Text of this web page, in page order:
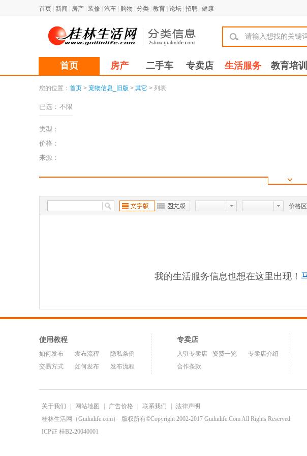
首页 新闻 房产 装修 汽车 购物 分类 教育 论坛 招聘 健康
首页 房产 二手车 专卖店 生活服务 教育培训
您的位置： 首页 > 宠物信息_旧版 > 其它 > 列表
已选： 不限
类型：
价格：
来源：
价格区
我的生活服务信息也想在这里出现！
使用教程
如何发布 发布流程
隐私条例
交易方式
如何发布 发布流程
专卖店
入驻专卖店 资费一览
专卖店介绍
合作条款
关于我们 网站地图 广告价格 联系我们
法律声明
桂林生活网（Guilinlife.com）
版权所有©Copyright 2002-2017 Guilinlife.Com All Rights Reserved
ICP证 桂B2-20040001